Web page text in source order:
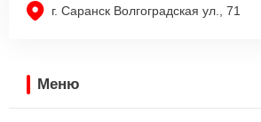
г. Саранск Волгоградская ул., 71
Меню